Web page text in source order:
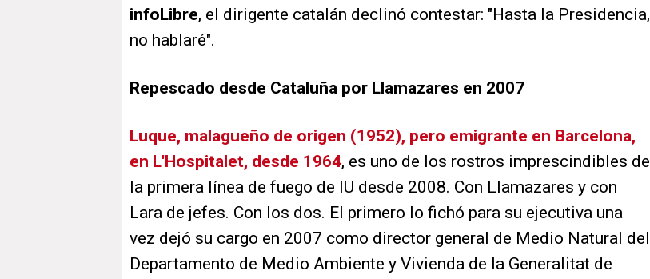
info Libre, el dirigente catalán declinó contestar: "Hasta la Presidencia,
no hablaré".
Repescado desde Cataluña por Llamazares en 2007
Luque, malagueño de origen (1952), pero emigrante en Barcelona,
en L'Hospitalet, desde 1964, es uno de los rostros imprescindibles de
la primera línea de fuego de IU desde 2008. Con Llamazares y con
Lara de jefes. Con los dos. El primero lo fichó para su ejecutiva una
vez dejó su cargo en 2007 como director general de Medio Natural del
Departamento de Medio Ambiente y Vivienda de la Generalitat de